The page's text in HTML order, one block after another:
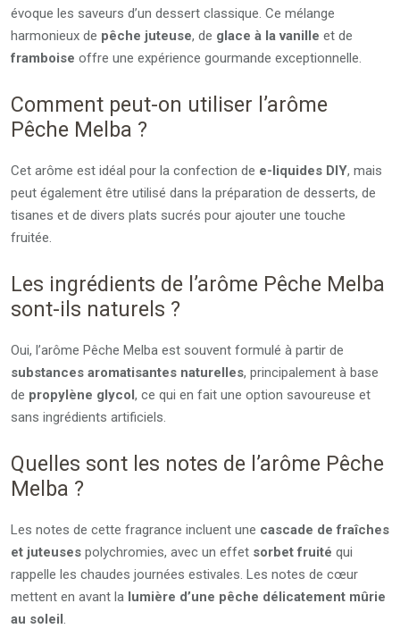
évoque les saveurs d’un dessert classique. Ce mélange
harmonieux de pêche juteuse, de glace à la vanille et de
framboise offre une expérience gourmande exceptionnelle.
Comment peut-on utiliser l’arôme
Pêche Melba ?
Cet arôme est idéal pour la confection de e-liquides DIY, mais
peut également être utilisé dans la préparation de desserts, de
tisanes et de divers plats sucrés pour ajouter une touche
fruitée.
Les ingrédients de l’arôme Pêche Melba
sont-ils naturels ?
Oui, l’arôme Pêche Melba est souvent formulé à partir de
substances aromatisantes naturelles, principalement à base
de propylène glycol, ce qui en fait une option savoureuse et
sans ingrédients artificiels.
Quelles sont les notes de l’arôme Pêche
Melba ?
Les notes de cette fragrance incluent une cascade de fraîches
et juteuses polychromies, avec un effet sorbet fruité qui
rappelle les chaudes journées estivales. Les notes de cœur
mettent en avant la lumière d’une pêche délicatement mûrie
au soleil